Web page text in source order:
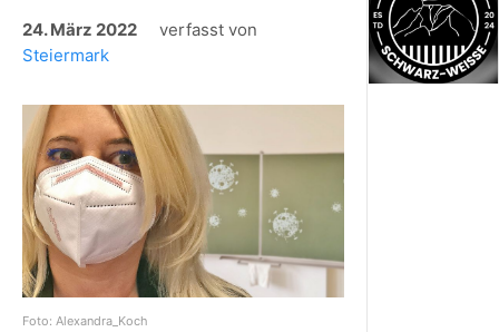
24. März 2022
verfasst von
Steiermark
Foto: Alexandra_Koch